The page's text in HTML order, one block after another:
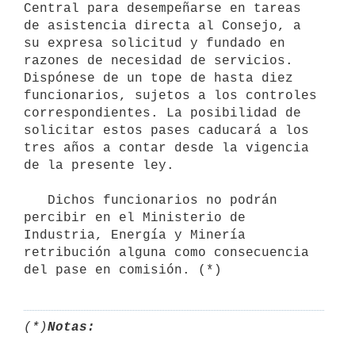
Central para desempeñarse en tareas
de asistencia directa al Consejo, a
su expresa solicitud y fundado en
razones de necesidad de servicios.
Dispónese de un tope de hasta diez
funcionarios, sujetos a los controles
correspondientes. La posibilidad de
solicitar estos pases caducará a los
tres años a contar desde la vigencia
de la presente ley.
percibir en el Ministerio de
Industria, Energía y Minería
retribución alguna como consecuencia
del pase en comisión. (*)
(*)Notas: